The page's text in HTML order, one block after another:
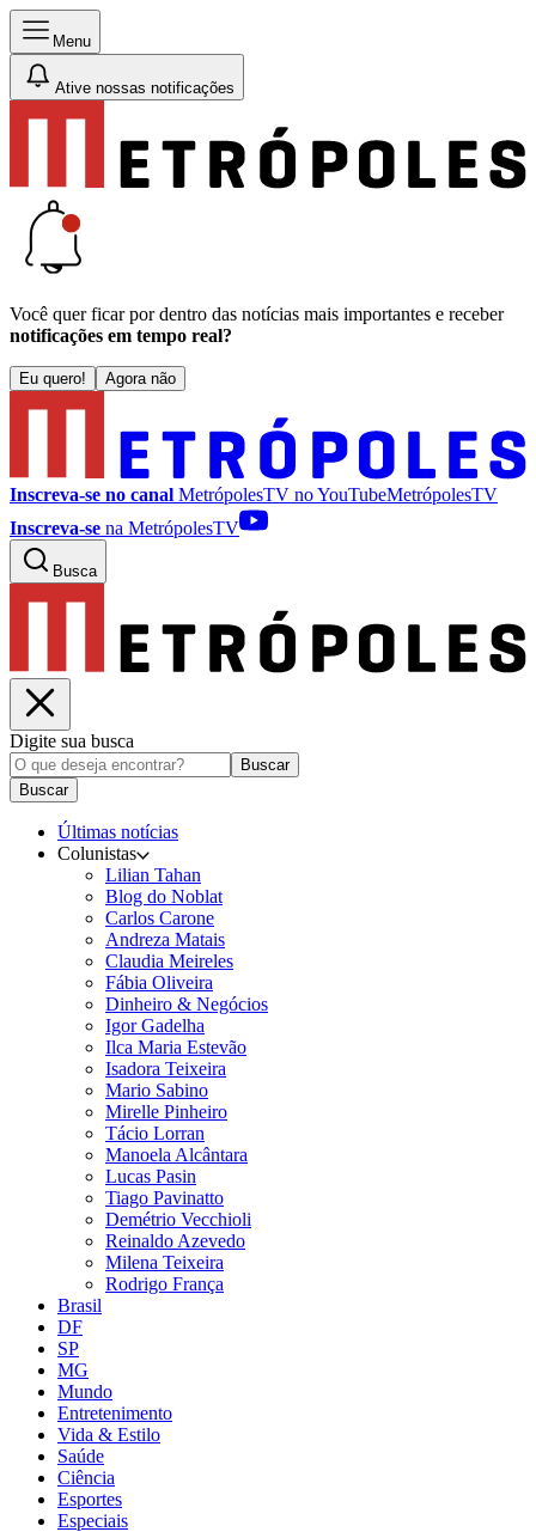
Menu
Ative nossas notificações
Você quer ficar por dentro das notícias mais importantes e receber
notificações em tempo real?
Eu quero! Agora não
Inscreva-se no canal MetrópolesTV noYouTubeMetrópolesTV
Inscreva-se na MetrópolesTV
Busca
Digite sua busca
Buscar
Buscar
Últimas notícias
Colunistas
Lilian Tahan
Blog do Noblat
Carlos Carone
Andreza Matais
Claudia Meireles
Fábia Oliveira
Dinheiro & Negócios
Igor Gadelha
Ilca Maria Estevão
Isadora Teixeira
Mario Sabino
Mirelle Pinheiro
Tácio Lorran
Manoela Alcântara
Lucas Pasin
Tiago Pavinatto
Demétrio Vecchioli
Reinaldo Azevedo
Milena Teixeira
Rodrigo França
Brasil
DF
SP
MG
Mundo
Entretenimento
Vida & Estilo
Saúde
Ciência
Esportes
Especiais